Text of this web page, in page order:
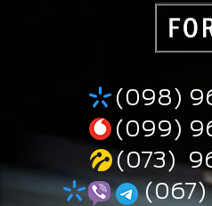
(098)
(099)
(073)
(067)